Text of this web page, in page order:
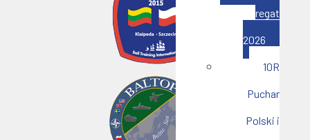
regat
2026
10R
Puchar
Polski i